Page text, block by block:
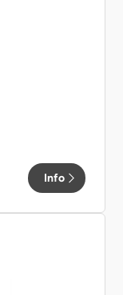
Info